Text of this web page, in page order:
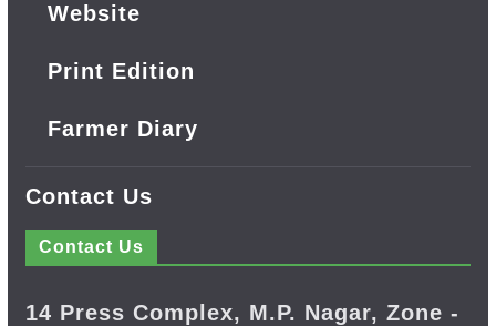
Website
Print Edition
Farmer Diary
Contact Us
Contact Us
14 Press Complex, M.P. Nagar, Zone -